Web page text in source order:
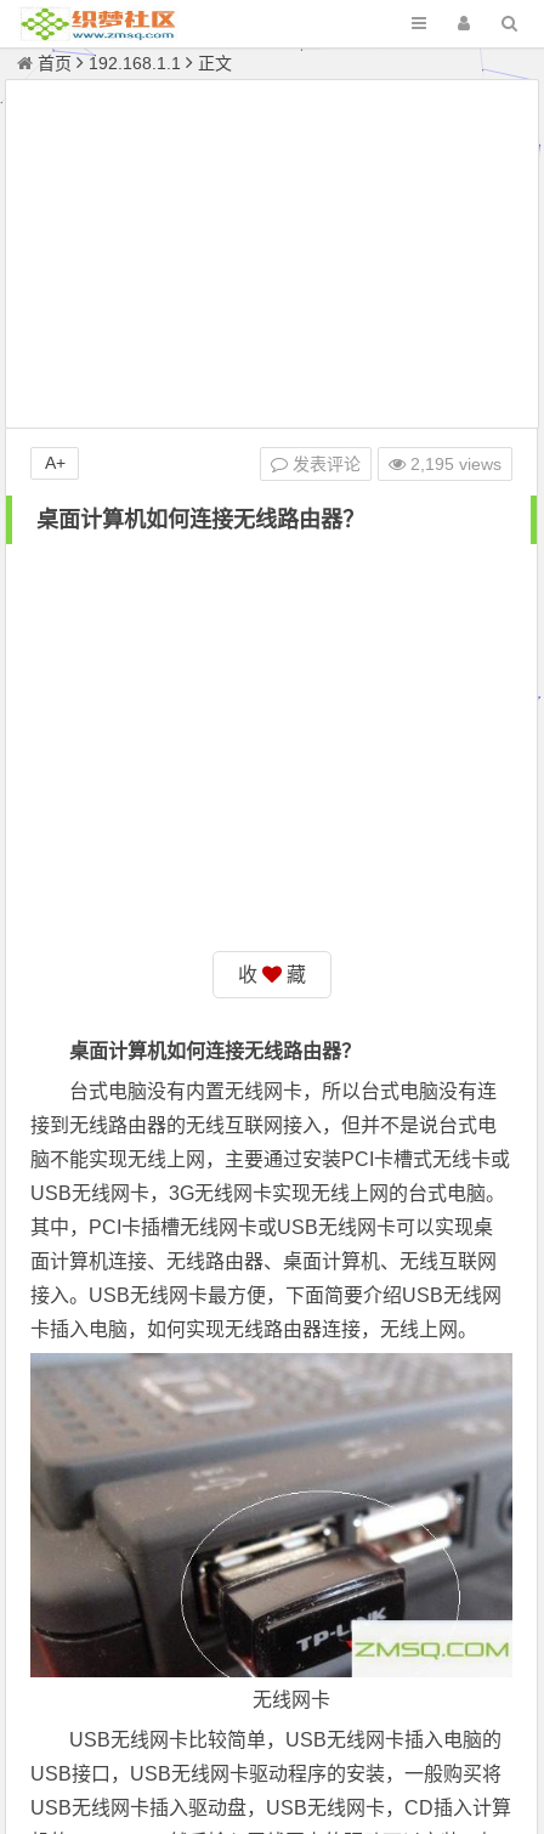
首页 192.168.1.1 正文
桌面计算机如何连接无线路由器？
发表评论 2,195 views
A+
收 藏
桌面计算机如何连接无线路由器？
台式电脑没有内置无线网卡，所以台式电脑没有连
接到无线路由器的无线互联网接入，但并不是说台式电
脑不能实现无线上网，主要通过安装PCI卡槽式无线卡或
USB无线网卡，3G无线网卡实现无线上网的台式电脑。
其中，PCI卡插槽无线网卡或USB无线网卡可以实现桌
面计算机连接、无线路由器、桌面计算机、无线互联网
接入。USB无线网卡最方便，下面简要介绍USB无线网
卡插入电脑，如何实现无线路由器连接，无线上网。
无线网卡
USB无线网卡比较简单，USB无线网卡插入电脑的
USB接口，USB无线网卡驱动程序的安装，一般购买将
USB无线网卡插入驱动盘，USB无线网卡，CD插入计算